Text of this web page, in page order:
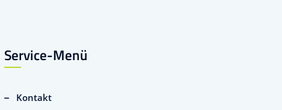
Service-Menü
Kontakt